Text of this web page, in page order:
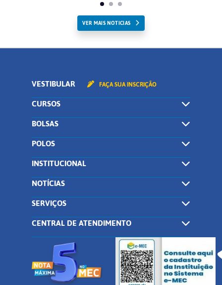
VER MAIS NOTICIAS
VESTIBULAR FAÇA SUA INSCRIÇÃO
CURSOS
BOLSAS
POLOS
INSTITUCIONAL
NOTÍCIAS
SERVIÇOS
CENTRAL DE ATENDIMENTO